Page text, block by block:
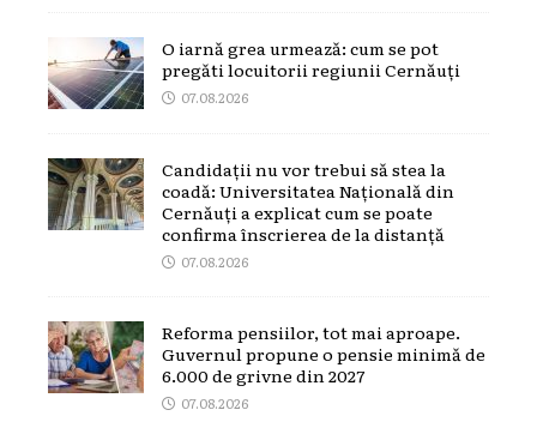
O iarnă grea urmează: cum se pot
pregăti locuitorii regiunii Cernăuți
07.08.2026
Candidații nu vor trebui să stea la
coadă: Universitatea Națională din
Cernăuți a explicat cum se poate
confirma înscrierea de la distanță
07.08.2026
Reforma pensiilor, tot mai aproape.
Guvernul propune o pensie minimă de
6.000 de grivne din 2027
07.08.2026